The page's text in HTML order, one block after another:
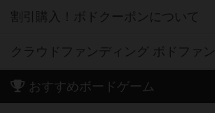
割引購入！ボドクーポンについて
クラウドファンディング ボドファン
おすすめボードゲーム